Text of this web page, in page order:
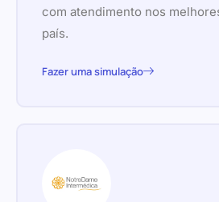
com atendimento nos
país.
Fazer uma simulação